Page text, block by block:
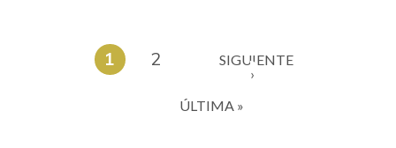
1 2
SIGUIENTE
›
ÚLTIMA »